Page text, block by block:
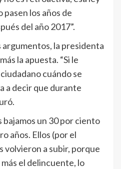
pasen los años de
del año 2017”.
la presidenta
la apuesta. “Si le
cuándo se
a decir que durante
bajamos un 30 por ciento
años. Ellos (por el
volvieron a subir, porque
el delincuente, lo